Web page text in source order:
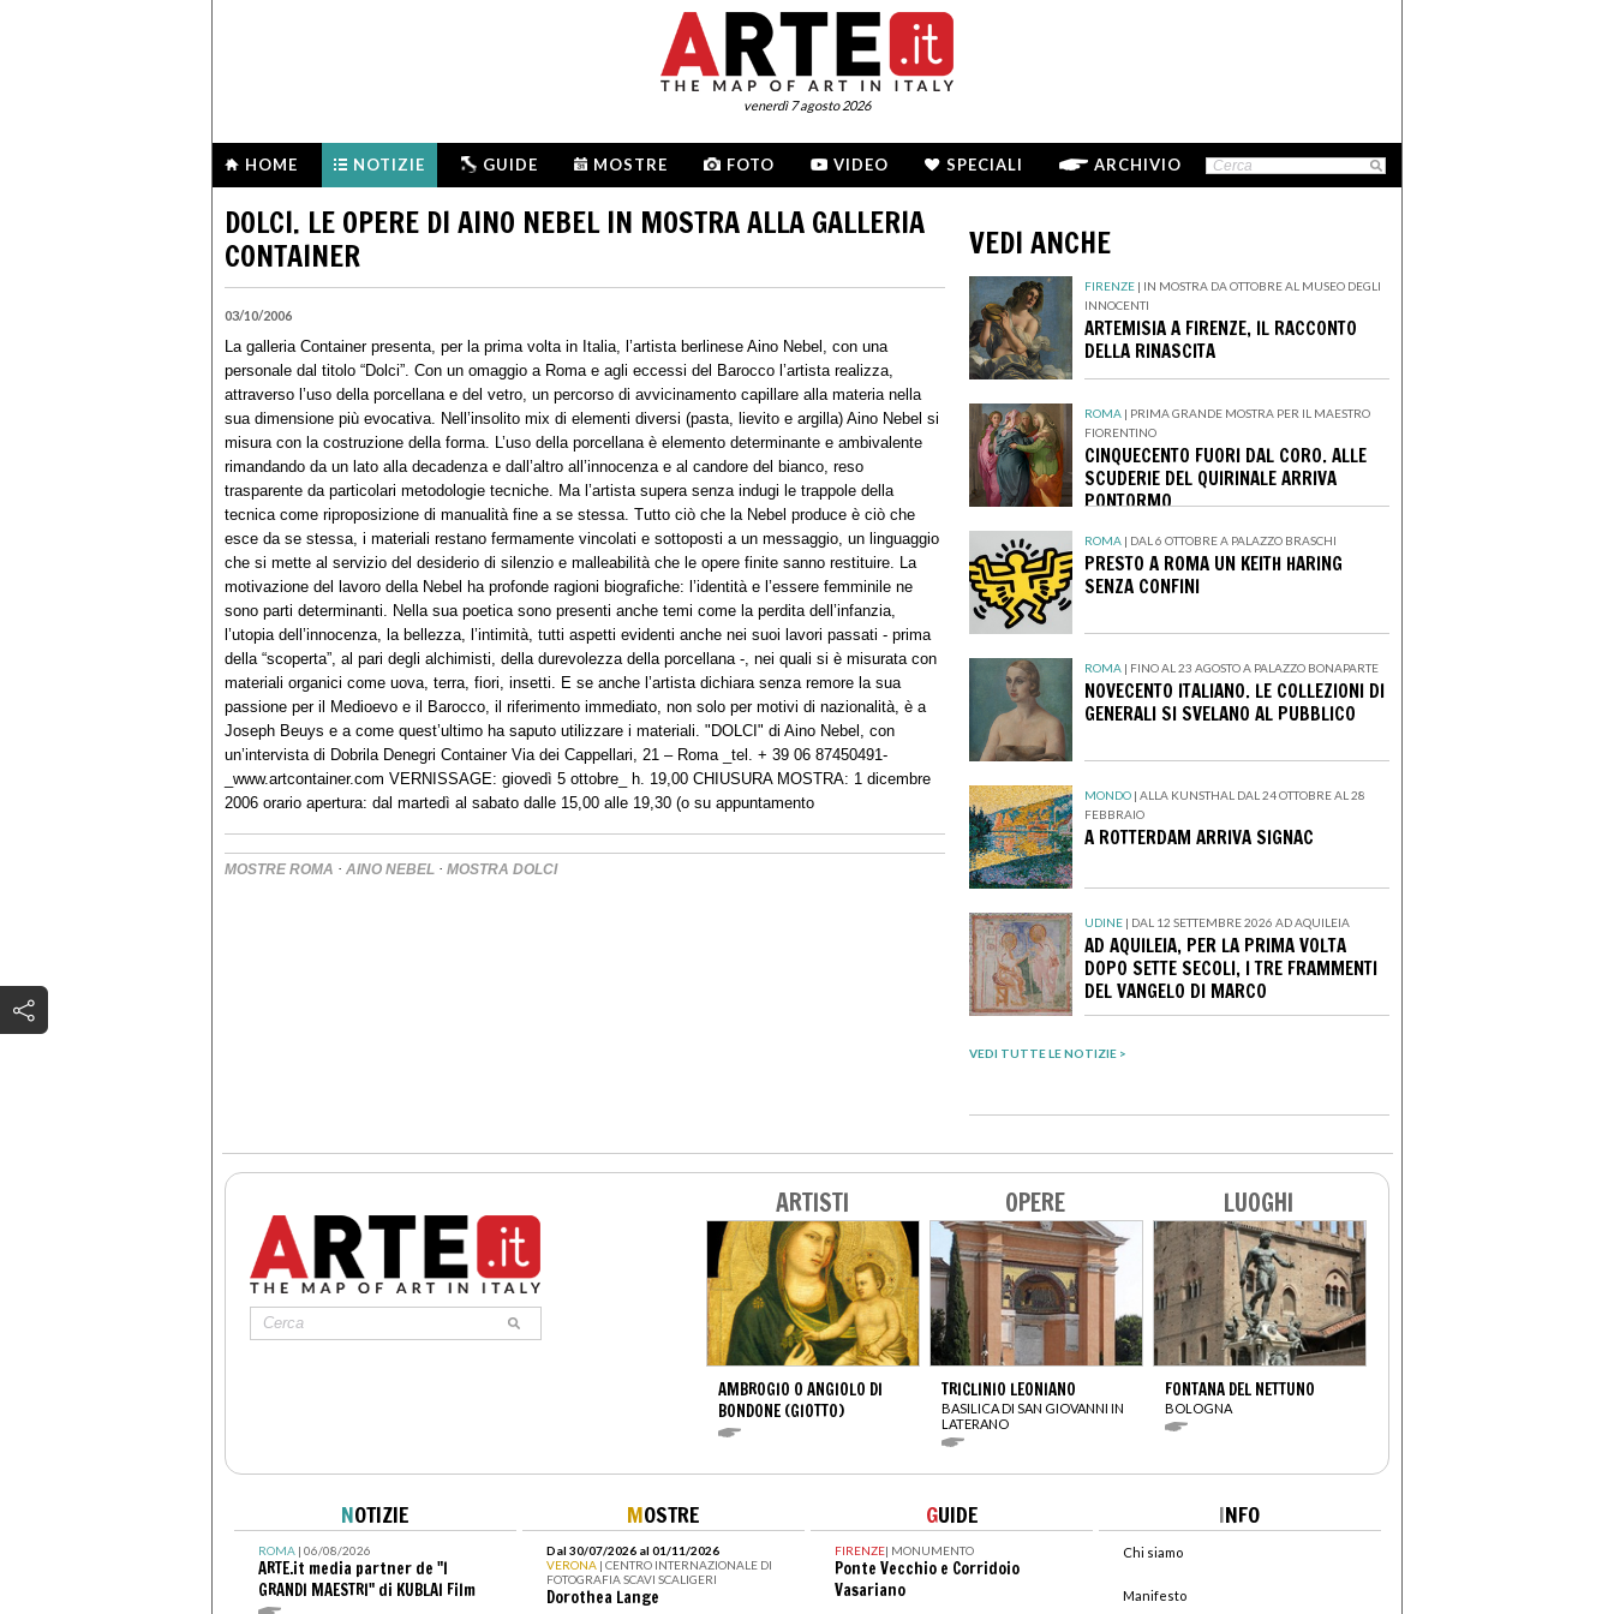
venerdì 7 agosto 2026
HOME NOTIZIE GUIDE MOSTRE FOTO VIDEO SPECIALI ARCHIVIO
DOLCI. LE OPERE DI AINO NEBEL IN MOSTRA ALLA GALLERIA
CONTAINER
03/10/2006
La galleria Container presenta, per la prima volta in Italia, l’artista berlinese Aino Nebel, con una
personale dal titolo “Dolci”. Con un omaggio a Roma e agli eccessi del Barocco l’artista realizza,
attraverso l’uso della porcellana e del vetro, un percorso di avvicinamento capillare alla materia nella
sua dimensione più evocativa. Nell’insolito mix di elementi diversi (pasta, lievito e argilla) Aino Nebel si
misura con la costruzione della forma. L’uso della porcellana è elemento determinante e ambivalente
rimandando da un lato alla decadenza e dall’altro all’innocenza e al candore del bianco, reso
trasparente da particolari metodologie tecniche. Ma l’artista supera senza indugi le trappole della
tecnica come riproposizione di manualità fine a se stessa. Tutto ciò che la Nebel produce è ciò che
esce da se stessa, i materiali restano fermamente vincolati e sottoposti a un messaggio, un linguaggio
che si mette al servizio del desiderio di silenzio e malleabilità che le opere finite sanno restituire. La
motivazione del lavoro della Nebel ha profonde ragioni biografiche: l’identità e l’essere femminile ne
sono parti determinanti. Nella sua poetica sono presenti anche temi come la perdita dell’infanzia,
l’utopia dell’innocenza, la bellezza, l’intimità, tutti aspetti evidenti anche nei suoi lavori passati - prima
della “scoperta”, al pari degli alchimisti, della durevolezza della porcellana -, nei quali si è misurata con
materiali organici come uova, terra, fiori, insetti. E se anche l’artista dichiara senza remore la sua
passione per il Medioevo e il Barocco, il riferimento immediato, non solo per motivi di nazionalità, è a
Joseph Beuys e a come quest’ultimo ha saputo utilizzare i materiali. "DOLCI" di Aino Nebel, con
un’intervista di Dobrila Denegri Container Via dei Cappellari, 21 – Roma _tel. + 39 06 87450491­
_www.artcontainer.com VERNISSAGE: giovedì 5 ottobre_ h. 19,00 CHIUSURA MOSTRA: 1 dicembre
2006 orario apertura: dal martedì al sabato dalle 15,00 alle 19,30 (o su appuntamento
MOSTRE ROMA · AINO NEBEL · MOSTRA DOLCI
VEDI ANCHE
FIRENZE | IN MOSTRA DA OTTOBRE AL MUSEO DEGLI
INNOCENTI
ARTEMISIA A FIRENZE, IL RACCONTO
DELLA RINASCITA
ROMA | PRIMA GRANDE MOSTRA PER IL MAESTRO
FIORENTINO
CINQUECENTO FUORI DAL CORO. ALLE
SCUDERIE DEL QUIRINALE ARRIVA
PONTORMO
ROMA | DAL 6 OTTOBRE A PALAZZO BRASCHI
PRESTO A ROMA UN KEITH HARING
SENZA CONFINI
ROMA | FINO AL 23 AGOSTO A PALAZZO BONAPARTE
NOVECENTO ITALIANO. LE COLLEZIONI DI
GENERALI SI SVELANO AL PUBBLICO
MONDO | ALLA KUNSTHAL DAL 24 OTTOBRE AL 28
FEBBRAIO
A ROTTERDAM ARRIVA SIGNAC
UDINE | DAL 12 SETTEMBRE 2026 AD AQUILEIA
AD AQUILEIA, PER LA PRIMA VOLTA
DOPO SETTE SECOLI, I TRE FRAMMENTI
DEL VANGELO DI MARCO
VEDI TUTTE LE NOTIZIE >
ARTISTI
AMBROGIO O ANGIOLO DI
BONDONE (GIOTTO)
OPERE
TRICLINIO LEONIANO
BASILICA DI SAN GIOVANNI IN
LATERANO
LUOGHI
FONTANA DEL NETTUNO
BOLOGNA
NOTIZIE
ROMA| 06/08/2026
ARTE.it media partner de "I
GRANDI MAESTRI" di KUBLAI Film
MOSTRE
Dal 30/07/2026 al 01/11/2026
VERONA | CENTRO INTERNAZIONALE DI
FOTOGRAFIA SCAVI SCALIGERI
Dorothea Lange
GUIDE
FIRENZE| MONUMENTO
Ponte Vecchio e Corridoio
Vasariano
INFO
Chi siamo
Manifesto